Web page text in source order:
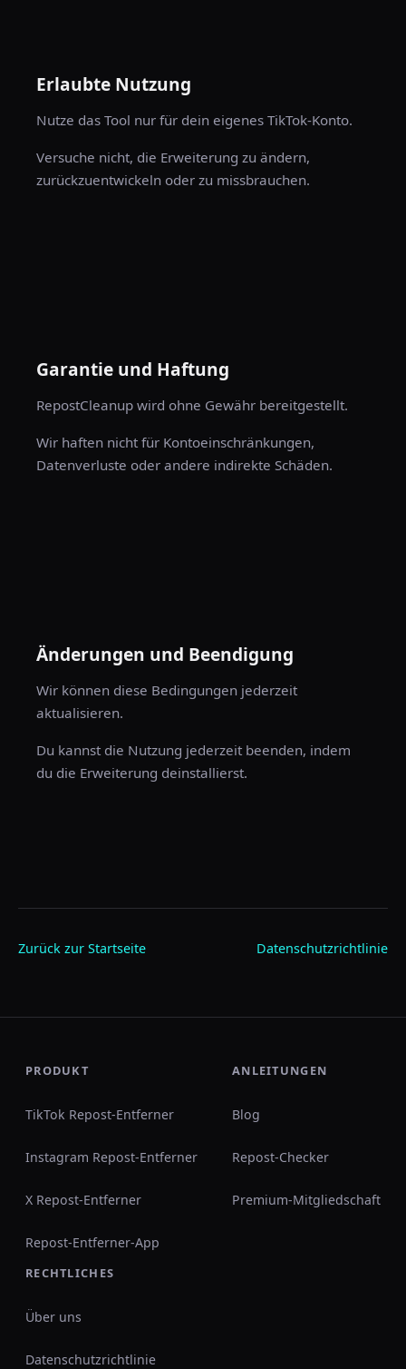
Erlaubte Nutzung
Nutze das Tool nur für dein eigenes TikTok-Konto.
Versuche nicht, die Erweiterung zu ändern,
zurückzuentwickeln oder zu missbrauchen.
Garantie und Haftung
RepostCleanup wird ohne Gewähr bereitgestellt.
Wir haften nicht für Kontoeinschränkungen,
Datenverluste oder andere indirekte Schäden.
Änderungen und Beendigung
Wir können diese Bedingungen jederzeit
aktualisieren.
Du kannst die Nutzung jederzeit beenden, indem
du die Erweiterung deinstallierst.
Zurück zur Startseite Datenschutzrichtlinie
PRODUKT
TikTok Repost-Entferner
Instagram Repost-Entferner
X Repost-Entferner
Repost-Entferner-App
ANLEITUNGEN
Blog
Repost-Checker
Premium-Mitgliedschaft
RECHTLICHES
Über uns
Datenschutzrichtlinie